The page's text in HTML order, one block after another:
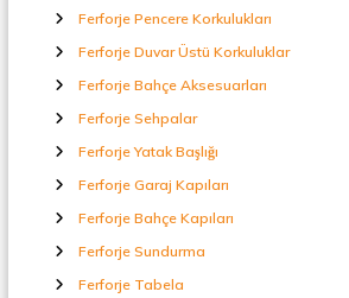
Ferforje Pencere Korkulukları
Ferforje Duvar Üstü Korkuluklar
Ferforje Bahçe Aksesuarları
Ferforje Sehpalar
Ferforje Yatak Başlığı
Ferforje Garaj Kapıları
Ferforje Bahçe Kapıları
Ferforje Sundurma
Ferforje Tabela